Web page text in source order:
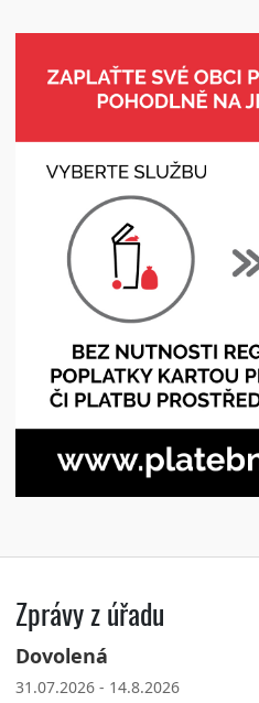
Zprávy z úřadu
Dovolená
31.07.2026 - 14.8.2026